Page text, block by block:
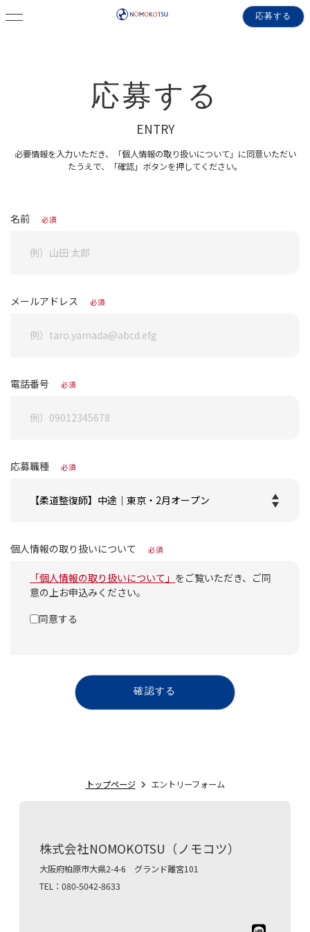
応募する
応募する
ENTRY
必要情報を入力いただき、「個人情報の取り扱いについて」に同意いただい
たうえで、「確認」ボタンを押してください。
名前 必須
メールアドレス 必須
電話番号 必須
応募職種 必須
個人情報の取り扱いについて 必須
「個人情報の取り扱いについて」 をご覧いただき、ご同
意の上お申込みください。
同意する
確認する
トップページ エントリーフォーム
株式会社NOMOKOTSU（ノモコツ）
大阪府柏原市大県2-4-6 グランド離宮101
TEL：080-5042-8633